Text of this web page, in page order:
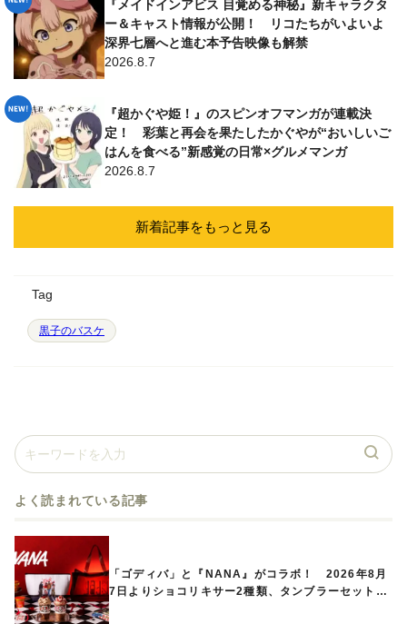
『メイドインアビス 目覚める神秘』新キャラクタ
ー＆キャスト情報が公開！ リコたちがいよいよ
深界七層へと進む本予告映像も解禁
2026.8.7
『超かぐや姫！』のスピンオフマンガが連載決
定！ 彩葉と再会を果たしたかぐやが“おいしいご
はんを食べる”新感覚の日常×グルメマンガ
2026.8.7
新着記事をもっと見る
Tag
黒子のバスケ
よく読まれている記事
「ゴディバ」と『NANA』がコラボ！ 2026年8月
7日よりショコリキサー2種類、タンブラーセットな